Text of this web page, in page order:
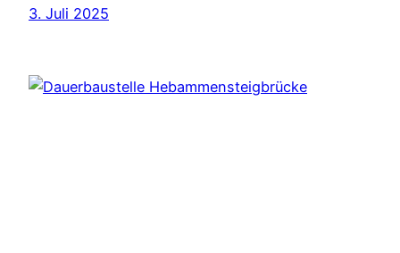
3. Juli 2025